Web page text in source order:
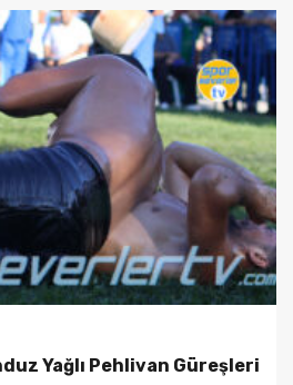
Yağlı Pehlivan Güreşleri